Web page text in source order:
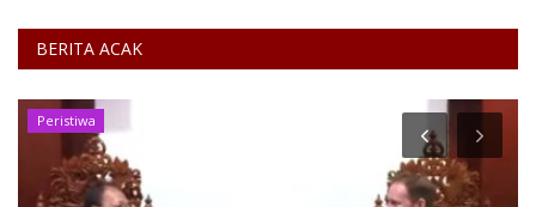
BERITA ACAK
Peristiwa